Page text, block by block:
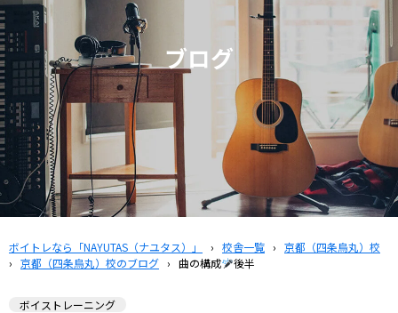
ブログ
ボイトレなら「NAYUTAS（ナユタス）」 › 校舎一覧 › 京都（四条烏丸）校
› 京都（四条烏丸）校のブログ › 曲の構成 後半
ボイストレーニング